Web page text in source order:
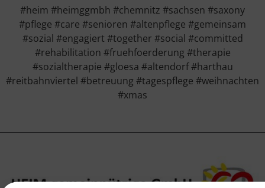
#heim #heimggmbh #chemnitz #sachsen #saxony
#pflege #care #senioren #altenpflege #gemeinsam
#sozial #engagiert #together #social #committed
#rehabilitation #fruehfoerderung #therapie
#sozialtherapie #gloesa #altendorf #harthau
#reitbahnviertel #betreuung #tagespflege #weihnachten
#xmas